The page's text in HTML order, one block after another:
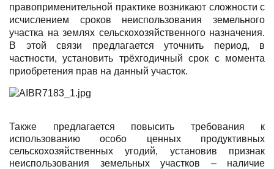
правоприменительной практике возникают сложности с
исчислением сроков неиспользования земельного
участка на землях сельскохозяйственного назначения.
В этой связи предлагается уточнить период, в
частности, установить трёхгодичный срок с момента
приобретения прав на данный участок.
Также предлагается повысить требования к
использованию особо ценных продуктивных
сельскохозяйственных угодий, установив признак
неиспользования земельных участков – наличие